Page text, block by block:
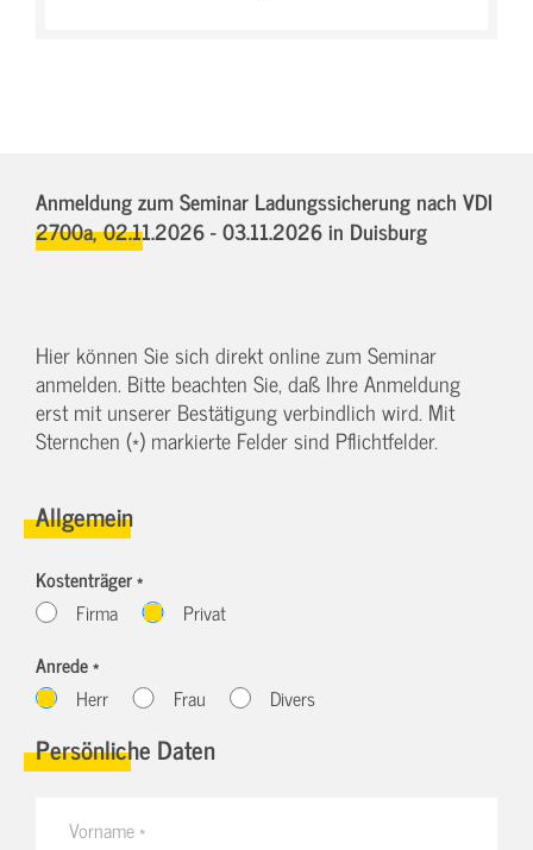
Anmeldung zum Seminar Ladungssicherung nach VDI
2700a,02.11.2026 - 03.11.2026in Duisburg
Hier können Sie sich direkt online zum Seminar
anmelden. Bitte beachten Sie, daß Ihre Anmeldung
erst mit unserer Bestätigung verbindlich wird. Mit
Sternchen (*) markierte Felder sind Pflichtfelder.
Allgemein
Kostenträger *
Firma
Privat
Anrede *
Herr
Frau Divers
Persönliche Daten